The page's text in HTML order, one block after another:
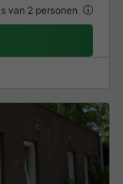
van 2 personen